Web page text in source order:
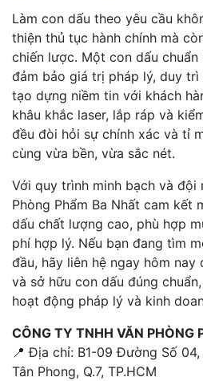
Làm con dấu theo yêu cầu
thiện thủ tục hành chính mà
chiến lược. Một con dấu
đảm bảo giá trị pháp lý, duy trì
tạo dựng niềm tin với khách
khâu khắc laser, lắp ráp và
đều đòi hỏi sự chính xác và tỉ
cùng vừa bền, vừa sắc nét.
Với quy trình minh bạch và đội
Phòng Phẩm Ba Nhất cam kết
dấu chất lượng cao, phù hợp
phí hợp lý. Nếu bạn đang tìm
đầu, hãy liên hệ ngay hôm
và sở hữu con dấu đúng
hoạt động pháp lý và kinh
CÔNG TY TNHH VĂN PHÒNG
📍 Địa chỉ: B1-09 Đường Số 04,
Tân Phong, Q.7, TP.HCM